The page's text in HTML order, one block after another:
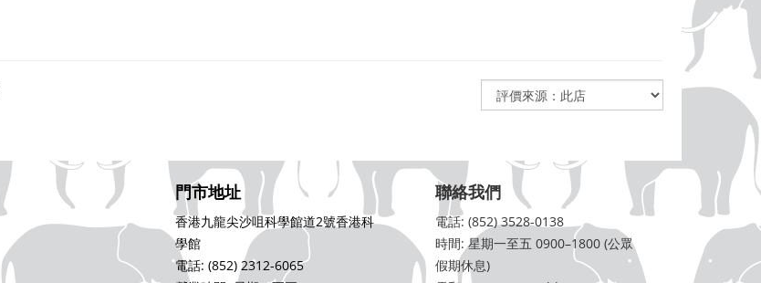
門市地址
香港九龍尖沙咀科學館道2號香港科
學館
電話: (852) 2312-6065
聯絡我們
電話: (852) 3528-0138
時間: 星期一至五 0900–1800 (公眾
假期休息)